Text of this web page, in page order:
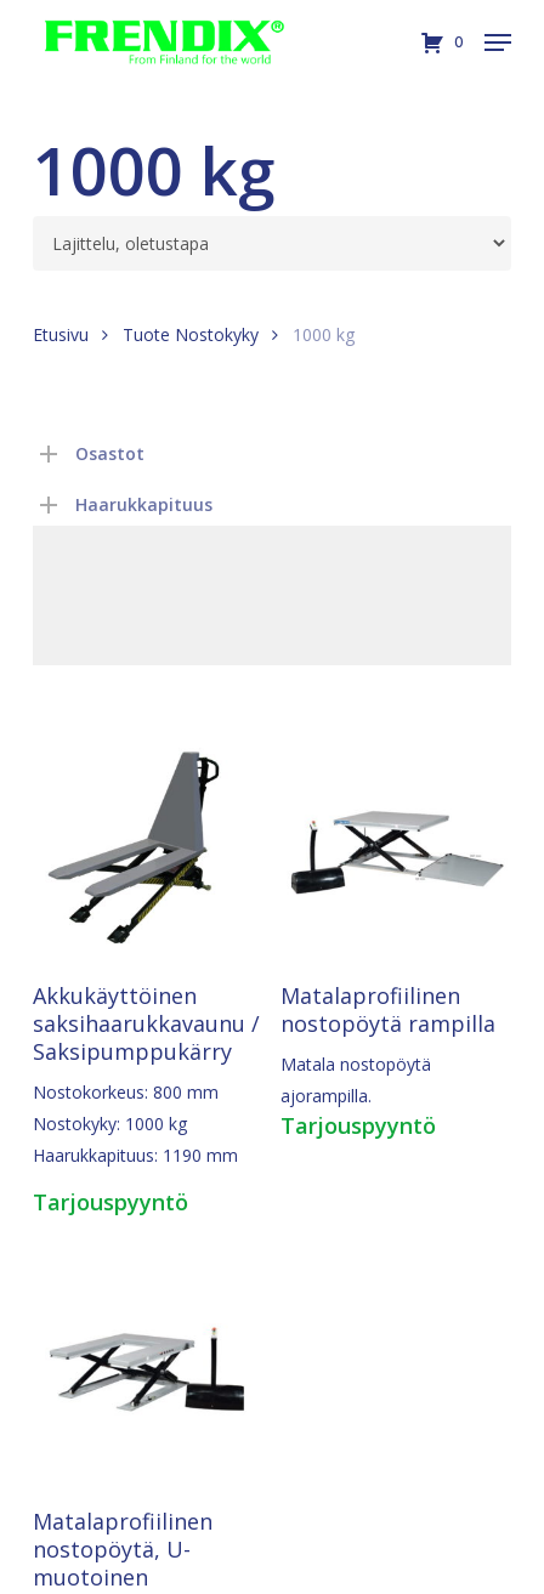
0 Menu
1000 kg
Etusivu Tuote Nostokyky 1000 kg
Osastot
Haarukkapituus
Pyydä Tarjous
Akkukäyttöinen
saksihaarukkavaunu /
Saksipumppukärry
Nostokorkeus: 800 mm
Nostokyky: 1000 kg
Haarukkapituus: 1190 mm
Tarjouspyyntö
Pyydä Tarjous
Matalaprofiilinen
nostopöytä rampilla
Matala nostopöytä
ajorampilla.
Tarjouspyyntö
Pyydä Tarjous
Matalaprofiilinen
nostopöytä, U-
muotoinen